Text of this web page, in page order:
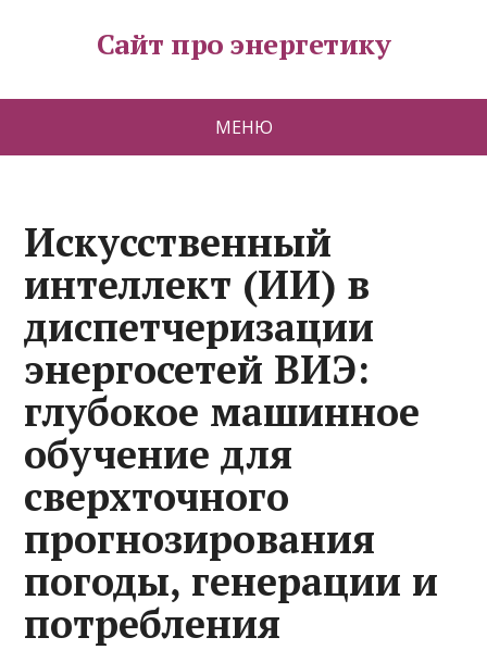
Сайт про энергетику
МЕНЮ
Искусственный
интеллект (ИИ) в
диспетчеризации
энергосетей ВИЭ:
глубокое машинное
обучение для
сверхточного
прогнозирования
погоды, генерации и
потребления